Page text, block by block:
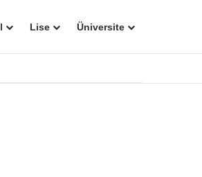
Lise Üniversite